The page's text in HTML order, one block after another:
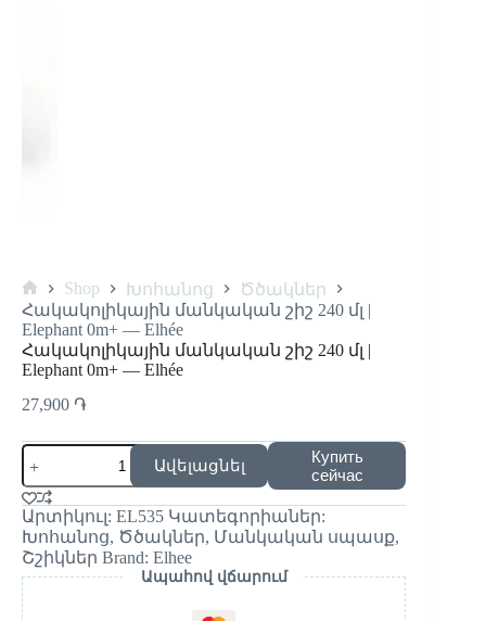
Shop Խոհանոց
Ծծակներ
Հակակոլիկային մանկական շիշ 240 մլ |
Elephant 0m+ — Elhée
Հակակոլիկային մանկական շիշ 240 մլ |
Elephant 0m+ — Elhée
27,900 ֏
Ավելացնել
Купить
сейчас
Արտիկուլ: EL535 Կատեգորիաներ:
Խոհանոց, Ծծակներ, Մանկական սպասք,
Շշիկներ Brand: Elhee
Ապահով վճարում